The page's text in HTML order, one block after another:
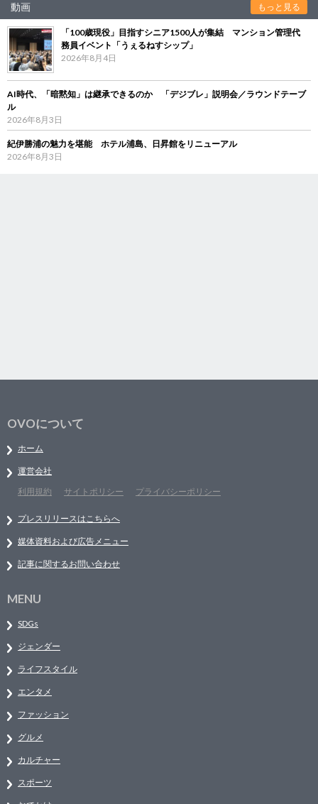
動画 もっと見る
「100歳現役」目指すシニア1500人が集結 マンション管理代
務員イベント「うぇるねすシップ」
2026年8月4日
AI時代、「暗黙知」は継承できるのか 「デジブレ」説明会／ラウンドテーブ
ル
2026年8月3日
紀伊勝浦の魅力を堪能 ホテル浦島、日昇館をリニューアル
2026年8月3日
OVOについて
ホーム
運営会社
利用規約
サイトポリシー プライバシーポリシー
プレスリリースはこちらへ
媒体資料および広告メニュー
記事に関するお問い合わせ
MENU
SDGs
ジェンダー
ライフスタイル
エンタメ
ファッション
グルメ
カルチャー
スポーツ